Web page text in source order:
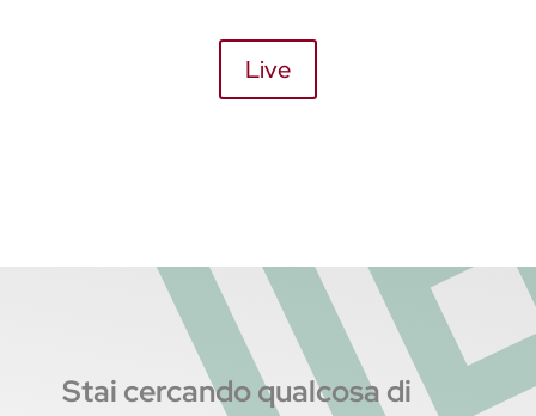
Live
Stai cercando qualcosa di